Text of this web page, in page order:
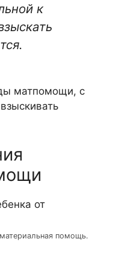
к
матпомощи, с
помощь.